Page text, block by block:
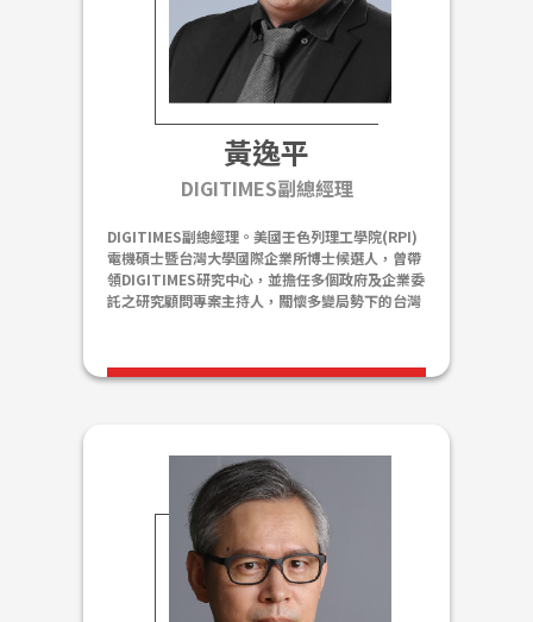
黃逸平
DIGITIMES副總經理
DIGITIMES副總經理。美國壬色列理工學院(RPI)
電機碩士暨台灣大學國際企業所博士候選人，曾帶
領DIGITIMES研究中心，並擔任多個政府及企業委
託之研究顧問專案主持人，關懷多變局勢下的台灣